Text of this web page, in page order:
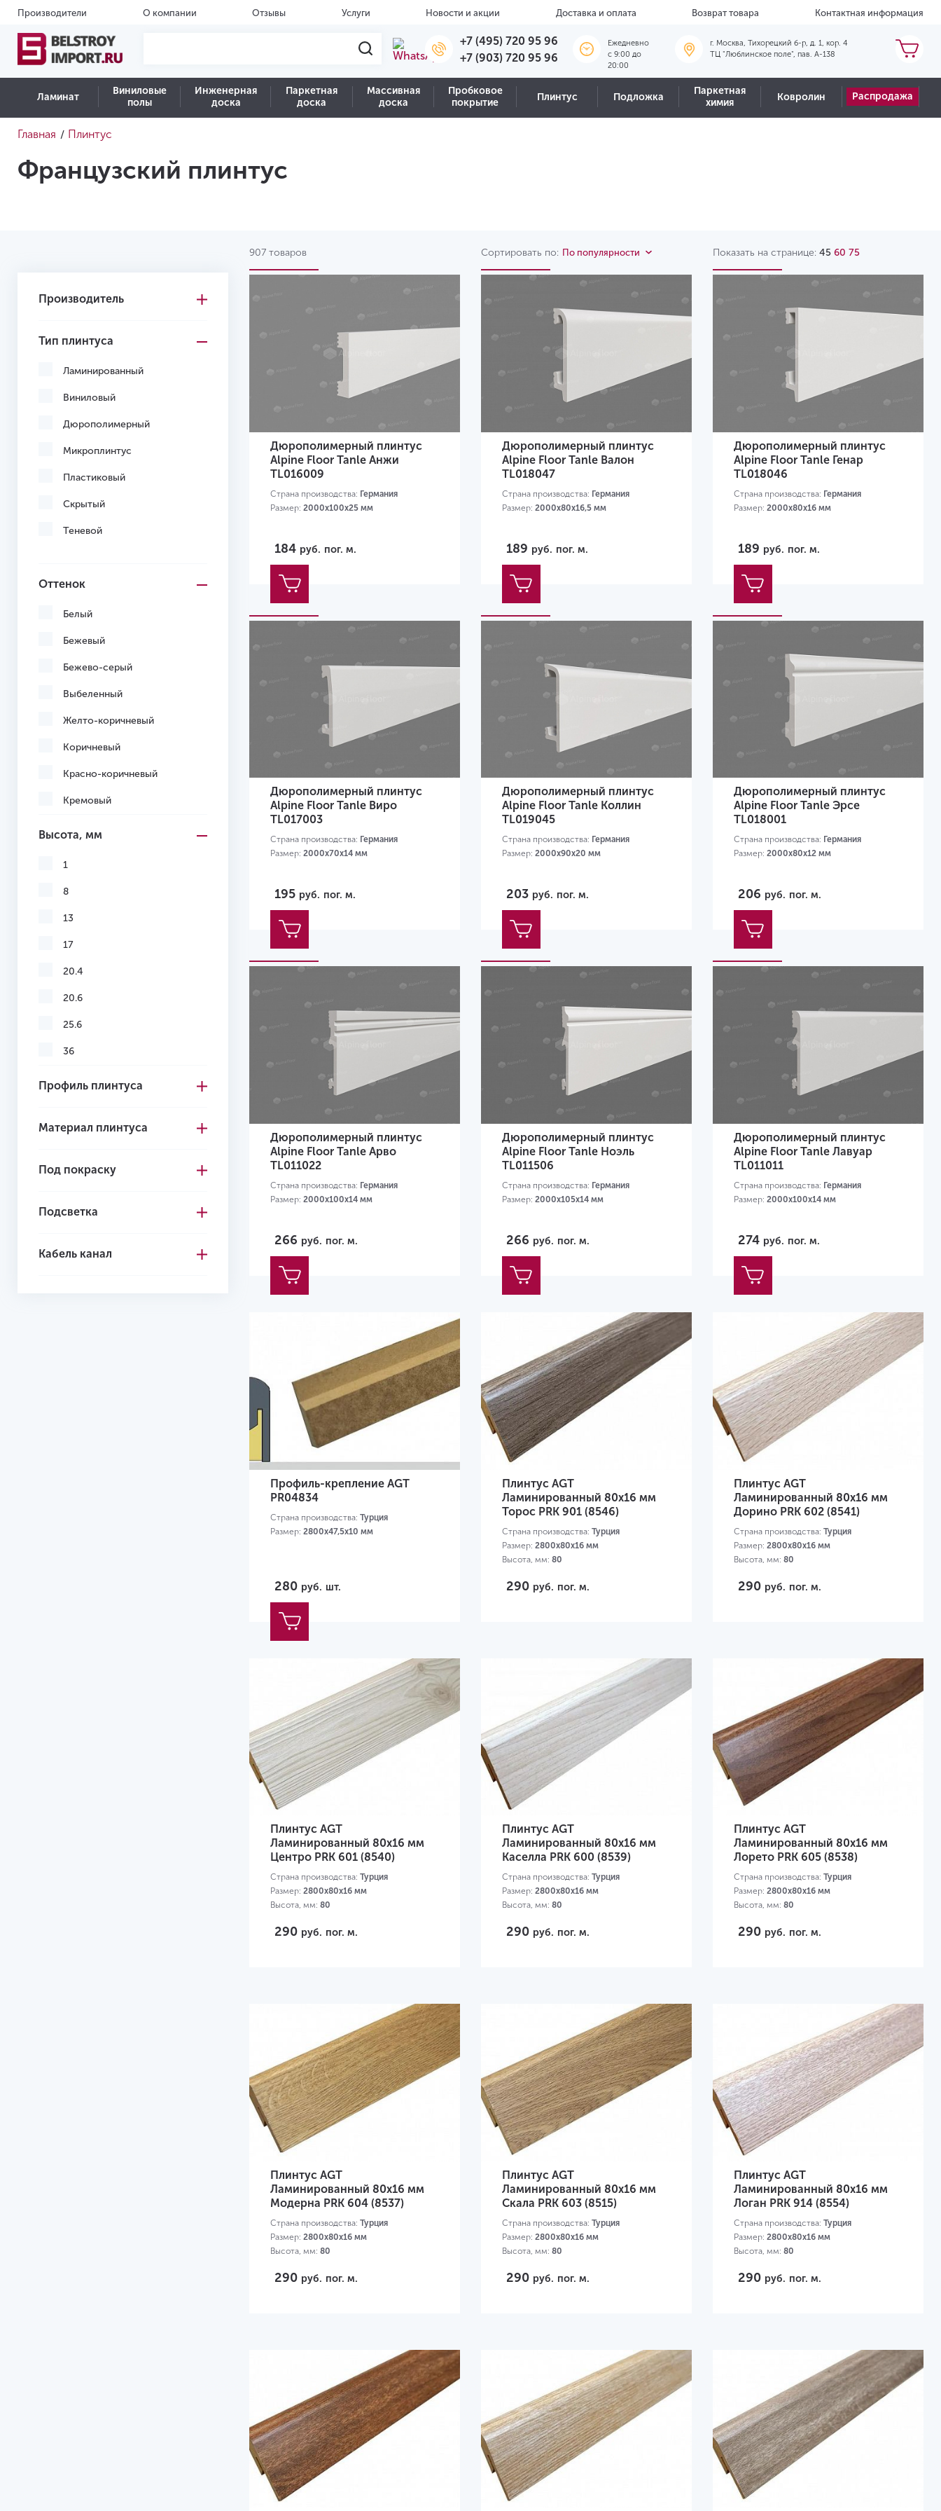
Производители О компании Отзывы Услуги Новости и акции Доставка и оплата Возврат товара Контактная информация
+7 (495) 720 95 96
+7 (903) 720 95 96
Ежедневно
c 9:00 до
20:00
г. Москва, Тихорецкий б-р, д. 1, кор. 4
ТЦ "Люблинское поле", пав. А-138
Ламинат
Виниловые
полы
Инженерная
доска
Паркетная
доска
Массивная
доска
Пробковое
покрытие
Плинтус Подложка
Паркетная
химия
Ковролин Распродажа
Главная / Плинтус
Французский плинтус
907 товаров Сортировать по: По популярности Показать на странице: 45 60 75
Производитель
Тип плинтуса
Ламинированный
Виниловый
Дюрополимерный
Микроплинтус
Пластиковый
Скрытый
Теневой
Оттенок
Белый
Бежевый
Бежево-серый
Выбеленный
Желто-коричневый
Коричневый
Красно-коричневый
Кремовый
Желтый
Высота, мм
1
8
13
17
20.4
20.6
25.6
36
55
70
Профиль плинтуса
Материал плинтуса
Под покраску
Подсветка
Кабель канал
Дюрополимерный плинтус
Alpine Floor Tanle Анжи
TL016009
Страна производства: Германия
Размер: 2000х100x25 мм
184 руб. пог. м.
Дюрополимерный плинтус
Alpine Floor Tanle Валон
TL018047
Страна производства: Германия
Размер: 2000х80x16,5 мм
189 руб. пог. м.
Дюрополимерный плинтус
Alpine Floor Tanle Генар
TL018046
Страна производства: Германия
Размер: 2000х80x16 мм
189 руб. пог. м.
Дюрополимерный плинтус
Alpine Floor Tanle Виро
TL017003
Страна производства: Германия
Размер: 2000х70x14 мм
195 руб. пог. м.
Дюрополимерный плинтус
Alpine Floor Tanle Коллин
TL019045
Страна производства: Германия
Размер: 2000х90x20 мм
203 руб. пог. м.
Дюрополимерный плинтус
Alpine Floor Tanle Эрсе
TL018001
Страна производства: Германия
Размер: 2000х80x12 мм
206 руб. пог. м.
Дюрополимерный плинтус
Alpine Floor Tanle Арво
TL011022
Страна производства: Германия
Размер: 2000х100x14 мм
266 руб. пог. м.
Дюрополимерный плинтус
Alpine Floor Tanle Ноэль
TL011506
Страна производства: Германия
Размер: 2000х105x14 мм
266 руб. пог. м.
Дюрополимерный плинтус
Alpine Floor Tanle Лавуар
TL011011
Страна производства: Германия
Размер: 2000х100x14 мм
274 руб. пог. м.
Профиль-крепление AGT
PR04834
Страна производства: Турция
Размер: 2800х47,5х10 мм
280 руб. шт.
Плинтус AGT
Ламинированный 80х16 мм
Торос PRK 901 (8546)
Страна производства: Турция
Размер: 2800х80х16 мм
Высота, мм: 80
290 руб. пог. м.
Плинтус AGT
Ламинированный 80х16 мм
Дорино PRK 602 (8541)
Страна производства: Турция
Размер: 2800х80х16 мм
Высота, мм: 80
290 руб. пог. м.
Плинтус AGT
Ламинированный 80х16 мм
Центро PRK 601 (8540)
Страна производства: Турция
Размер: 2800х80х16 мм
Высота, мм: 80
290 руб. пог. м.
Плинтус AGT
Ламинированный 80х16 мм
Каселла PRK 600 (8539)
Страна производства: Турция
Размер: 2800х80х16 мм
Высота, мм: 80
290 руб. пог. м.
Плинтус AGT
Ламинированный 80х16 мм
Лорето PRK 605 (8538)
Страна производства: Турция
Размер: 2800х80х16 мм
Высота, мм: 80
290 руб. пог. м.
Плинтус AGT
Ламинированный 80х16 мм
Модерна PRK 604 (8537)
Страна производства: Турция
Размер: 2800х80х16 мм
Высота, мм: 80
290 руб. пог. м.
Плинтус AGT
Ламинированный 80х16 мм
Скала PRK 603 (8515)
Страна производства: Турция
Размер: 2800х80х16 мм
Высота, мм: 80
290 руб. пог. м.
Плинтус AGT
Ламинированный 80х16 мм
Логан PRK 914 (8554)
Страна производства: Турция
Размер: 2800х80х16 мм
Высота, мм: 80
290 руб. пог. м.